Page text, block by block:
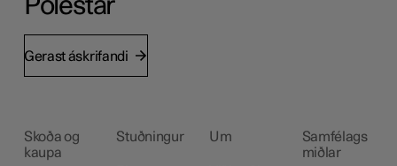
Polestar
Gerast áskrifandi
Skoða og
kaupa
Stuðningur Um
Samfélags
miðlar